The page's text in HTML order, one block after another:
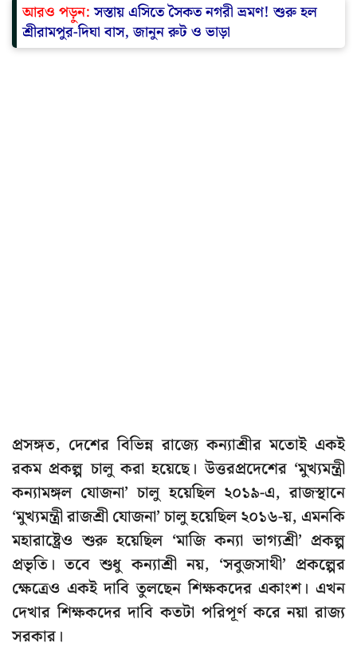
আরও পড়ুন:সস্তায় এসিতে সৈকত নগরী ভ্রমণ! শুরু হল
শ্রীরামপুর-দিঘা বাস, জানুন রুট ও ভাড়া
প্রসঙ্গত, দেশের বিভিন্ন রাজ্যে কন্যাশ্রীর মতোই একই
রকম প্রকল্প চালু করা হয়েছে। উত্তরপ্রদেশের ‘মুখ্যমন্ত্রী
কন্যামঙ্গল যোজনা’ চালু হয়েছিল ২০১৯-এ, রাজস্থানে
‘মুখ্যমন্ত্রী রাজশ্রী যোজনা’ চালু হয়েছিল ২০১৬-য়, এমনকি
মহারাষ্ট্রেও শুরু হয়েছিল ‘মাজি কন্যা ভাগ্যশ্রী’ প্রকল্প
প্রভৃতি। তবে শুধু কন্যাশ্রী নয়, ‘সবুজসাথী’ প্রকল্পের
ক্ষেত্রেও একই দাবি তুলছেন শিক্ষকদের একাংশ। এখন
দেখার শিক্ষকদের দাবি কতটা পরিপূর্ণ করে নয়া রাজ্য
সরকার।